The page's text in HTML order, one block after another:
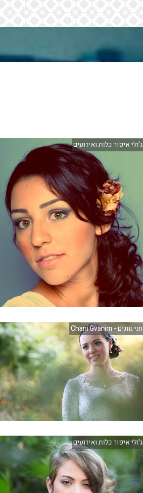
ג'ולי איפור כלות ואירועים
חני גוונים - Chani Gvanim
ג'ולי איפור כלות ואירועים